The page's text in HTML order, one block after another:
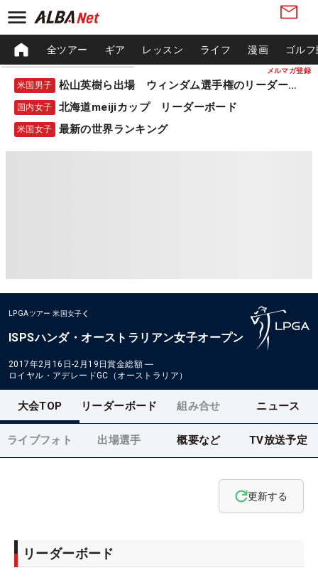
メルマガ登録
全ツアー ギア レッスン ライフ 漫画 ゴル
米国男子 松山英樹ら出場 ウィンダム選手権のリーダーボード
国内女子 北海道meijiカップ リーダーボード
米国女子 最新の世界ランキング
LPGAツアー 米国女子
ISPSハンダ・オーストラリアン女子オープン
2017年2月16日-2月19日賞金総額 ―
ロイヤル・アデレードGC（オーストラリア）
大会TOP リーダーボード 組み合せ ニュース
ライブフォト 出場選手 概要など TV放送予定
更新する
リーダーボード